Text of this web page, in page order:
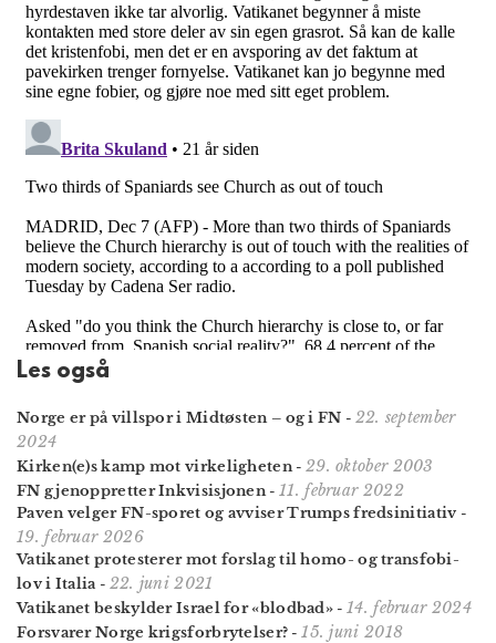
Les også
Norge er på villspor i Midtøsten – og i FN - 22. september
2024
Kirken(e)s kamp mot virkeligheten- 29. oktober 2003
FN gjenoppretter Inkvisisjonen- 11. februar 2022
Paven velger FN-sporet og avviser Trumps fredsinitiativ -
19. februar 2026
Vatikanet protesterer mot forslag til homo- og transfobi-
lov i Italia - 22. juni 2021
Vatikanet beskylder Israel for «blodbad» - 14. februar 2024
Forsvarer Norge krigsforbrytelser? -15. juni 2018